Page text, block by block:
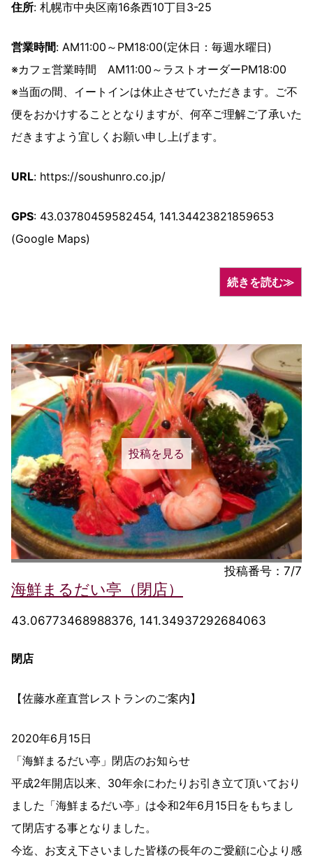
住所: 札幌市中央区南16条西10丁目3-25
営業時間: AM11:00～PM18:00(定休日：毎週水曜日)
※カフェ営業時間 AM11:00～ラストオーダーPM18:00
※当面の間、イートインは休止させていただきます。ご不
便をおかけすることとなりますが、何卒ご理解ご了承いた
だきますよう宜しくお願い申し上げます。
URL: https://soushunro.co.jp/
GPS: 43.03780459582454, 141.34423821859653
(Google Maps)
続きを読む≫
投稿を見る
投稿番号：7/7
海鮮まるだい亭（閉店）
43.06773468988376, 141.34937292684063
閉店
【佐藤水産直営レストランのご案内】
2020年6月15日
「海鮮まるだい亭」閉店のお知らせ
平成2年開店以来、30年余にわたりお引き立て頂いており
ました「海鮮まるだい亭」は令和2年6月15日をもちまし
て閉店する事となりました。
今迄、お支え下さいました皆様の長年のご愛顧に心より感